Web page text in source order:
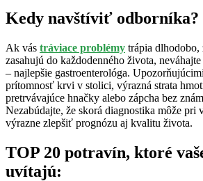
Kedy navštíviť odborníka?
Ak vás tráviace problémy trápia dlhodobo,
zasahujú do každodenného života,
– najlepšie gastroenterológa.
prítomnosť krvi v stolici, výrazná strata
pretrvávajúce hnačky alebo zápcha bez
Nezabúdajte, že skorá diagnostika môže pri
výrazne zlepšiť prognózu aj kvalitu života.
TOP 20 potravín, ktoré
uvítajú: